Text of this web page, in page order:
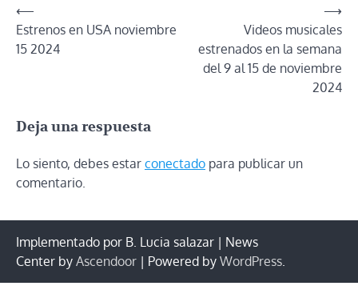
Navegación
de
⟵
Estrenos en USA noviembre
15 2024
Videos musicales
estrenados en la semana
del 9 al 15 de noviembre
2024
⟶
Deja una respuesta
Lo siento, debes estar conectado para publicar un
comentario.
Implementado por B. Lucia salazar | News
Center by Ascendoor | Powered by WordPress